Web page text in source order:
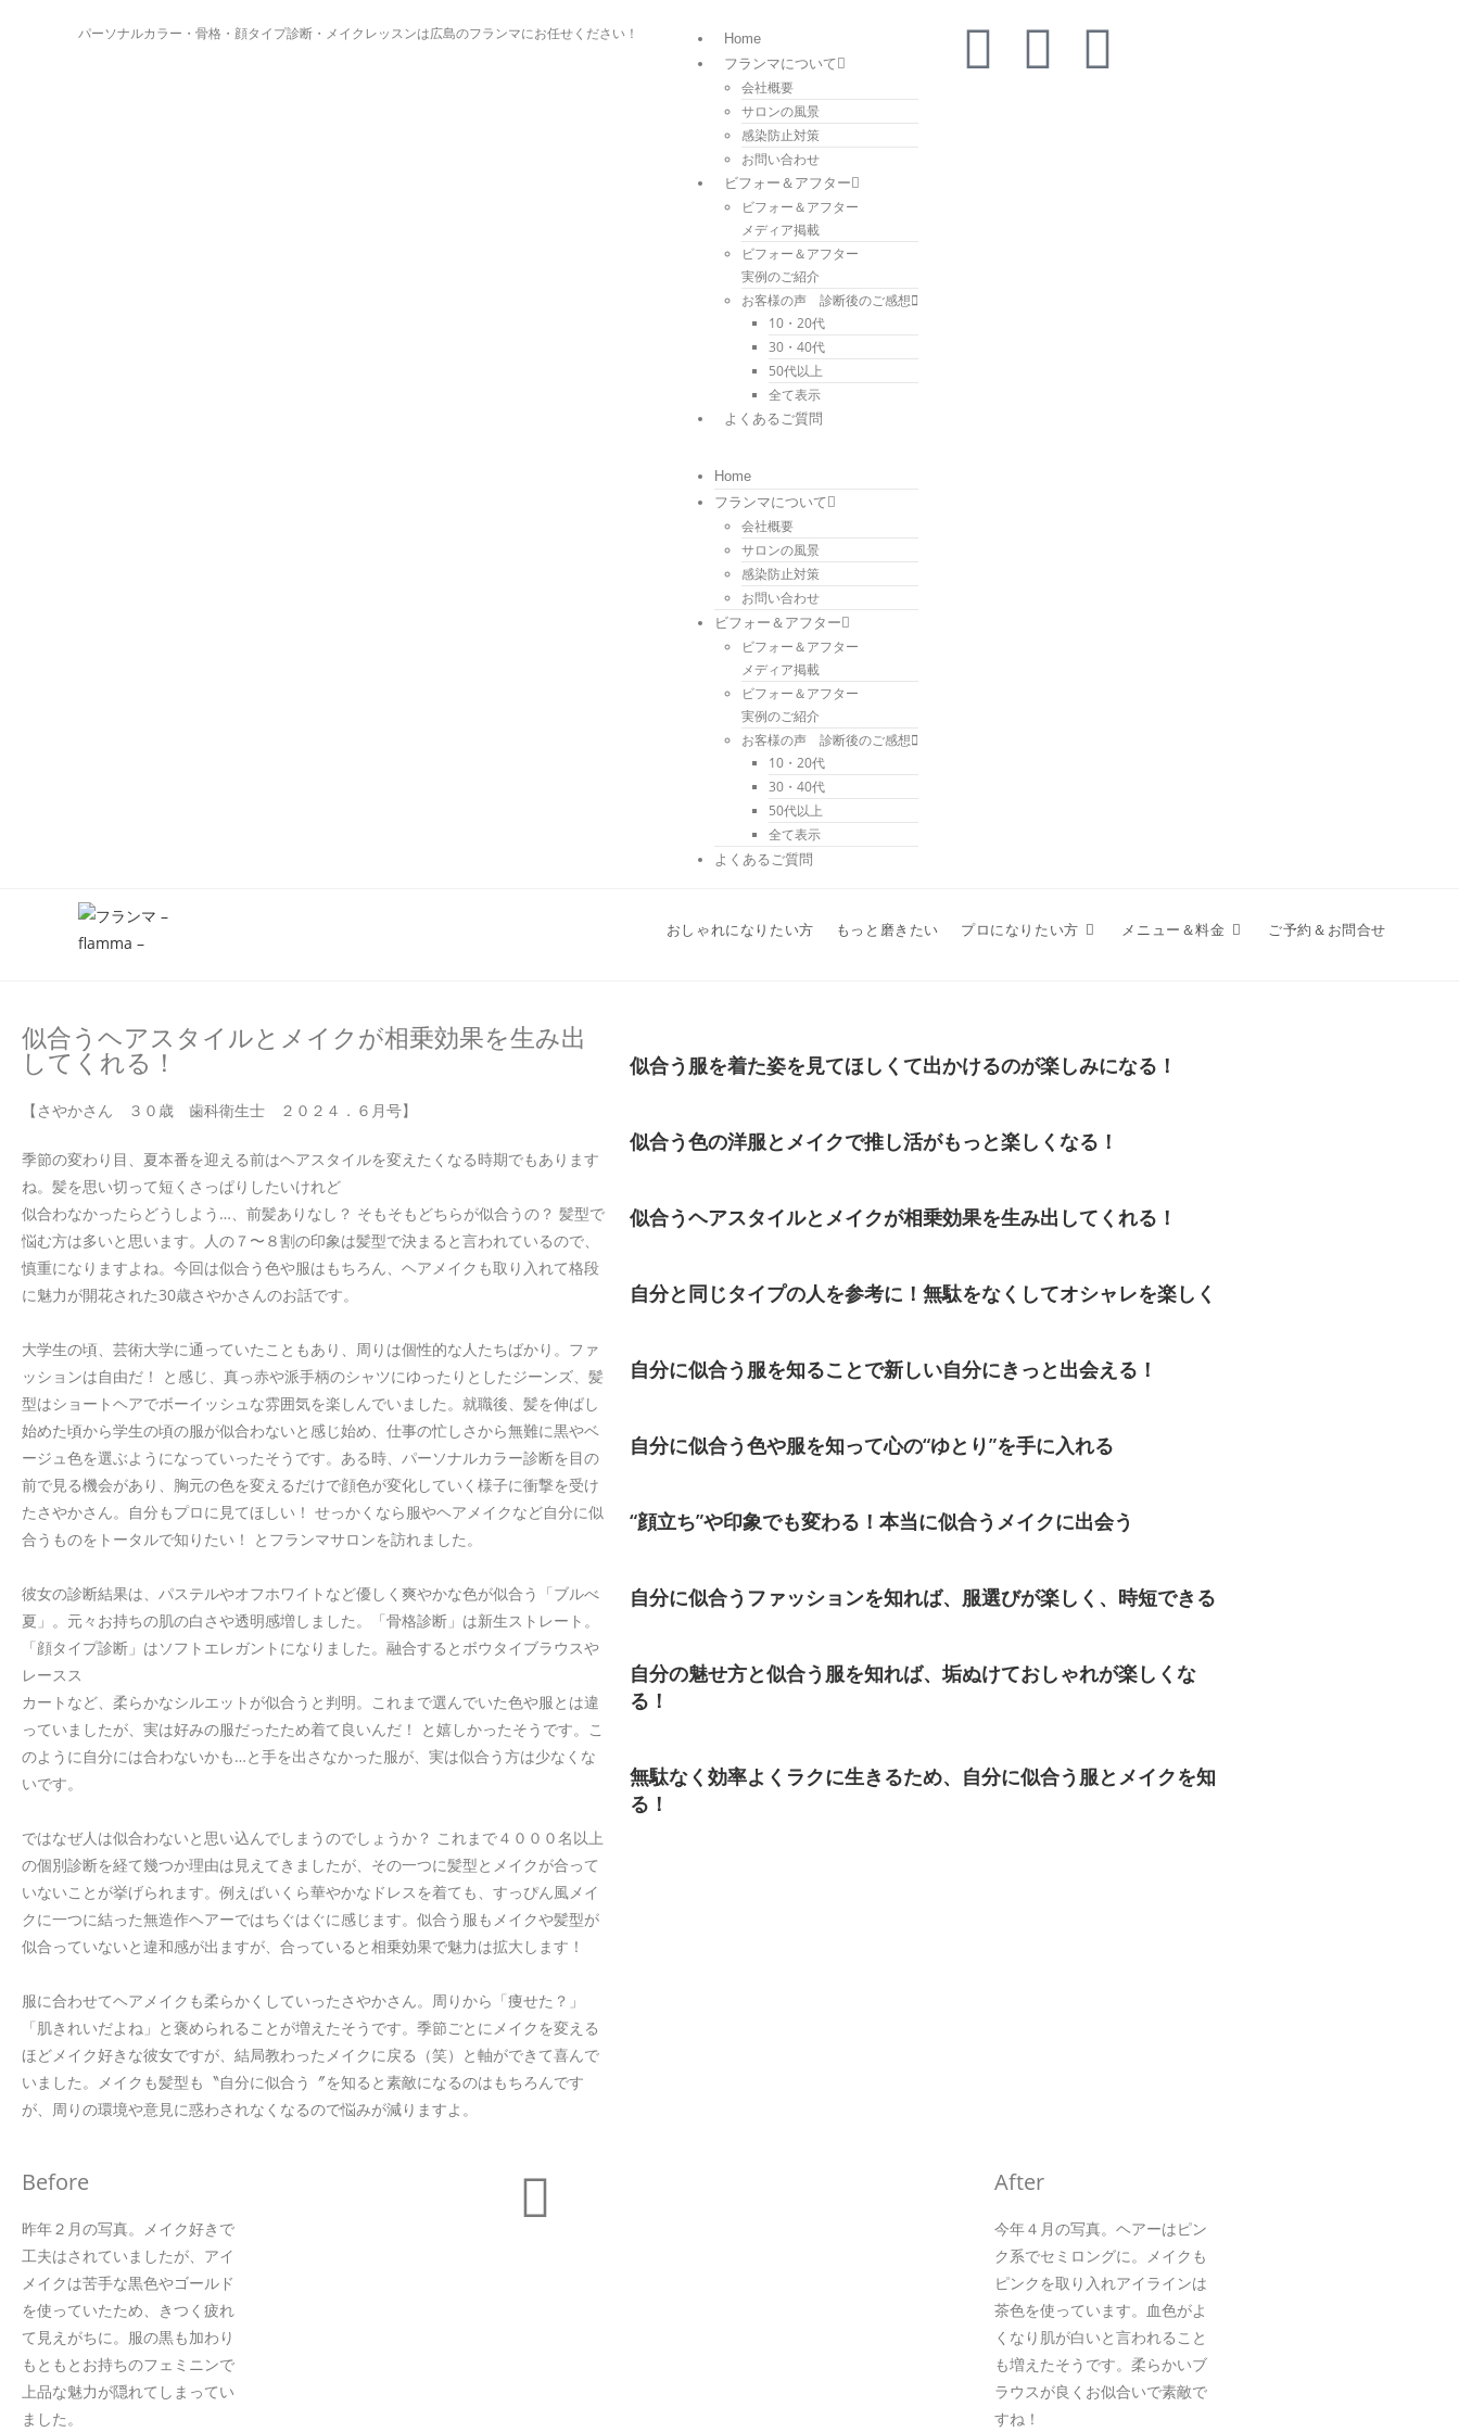
パーソナルカラー・骨格・顔タイプ診断・メイクレッスンは広島のフランマにお任せください！
Home
フランマについて
会社概要
サロンの風景
感染防止対策
お問い合わせ
ビフォー＆アフター
ビフォー＆アフター
メディア掲載
ビフォー＆アフター
実例のご紹介
お客様の声 診断後のご感想
10・20代
30・40代
50代以上
全て表示
よくあるご質問
Home
フランマについて
会社概要
サロンの風景
感染防止対策
お問い合わせ
ビフォー＆アフター
ビフォー＆アフター
メディア掲載
ビフォー＆アフター
実例のご紹介
お客様の声 診断後のご感想
10・20代
30・40代
50代以上
全て表示
よくあるご質問
おしゃれになりたい方 もっと磨きたい プロになりたい方 メニュー＆料金 ご予約＆お問合せ
似合うヘアスタイルとメイクが相乗効果を生み出
してくれる！
【さやかさん ３０歳 歯科衛生士 ２０２４．６月号】
季節の変わり目、夏本番を迎える前はヘアスタイルを変えたくなる時期でもあります
ね。髪を思い切って短くさっぱりしたいけれど
似合わなかったらどうしよう…、前髪ありなし？ そもそもどちらが似合うの？ 髪型で
悩む方は多いと思います。人の７〜８割の印象は髪型で決まると言われているので、
慎重になりますよね。今回は似合う色や服はもちろん、ヘアメイクも取り入れて格段
に魅力が開花された30歳さやかさんのお話です。
大学生の頃、芸術大学に通っていたこともあり、周りは個性的な人たちばかり。ファ
ッションは自由だ！ と感じ、真っ赤や派手柄のシャツにゆったりとしたジーンズ、髪
型はショートヘアでボーイッシュな雰囲気を楽しんでいました。就職後、髪を伸ばし
始めた頃から学生の頃の服が似合わないと感じ始め、仕事の忙しさから無難に黒やベ
ージュ色を選ぶようになっていったそうです。ある時、パーソナルカラー診断を目の
前で見る機会があり、胸元の色を変えるだけで顔色が変化していく様子に衝撃を受け
たさやかさん。自分もプロに見てほしい！ せっかくなら服やヘアメイクなど自分に似
合うものをトータルで知りたい！ とフランマサロンを訪れました。
彼女の診断結果は、パステルやオフホワイトなど優しく爽やかな色が似合う「ブルべ
夏」。元々お持ちの肌の白さや透明感増しました。「骨格診断」は新生ストレート。
「顔タイプ診断」はソフトエレガントになりました。融合するとボウタイブラウスや
レースス
カートなど、柔らかなシルエットが似合うと判明。これまで選んでいた色や服とは違
っていましたが、実は好みの服だったため着て良いんだ！ と嬉しかったそうです。こ
のように自分には合わないかも…と手を出さなかった服が、実は似合う方は少なくな
いです。
ではなぜ人は似合わないと思い込んでしまうのでしょうか？ これまで４０００名以上
の個別診断を経て幾つか理由は見えてきましたが、その一つに髪型とメイクが合って
いないことが挙げられます。例えばいくら華やかなドレスを着ても、すっぴん風メイ
クに一つに結った無造作ヘアーではちぐはぐに感じます。似合う服もメイクや髪型が
似合っていないと違和感が出ますが、合っていると相乗効果で魅力は拡大します！
服に合わせてヘアメイクも柔らかくしていったさやかさん。周りから「痩せた？」
「肌きれいだよね」と褒められることが増えたそうです。季節ごとにメイクを変える
ほどメイク好きな彼女ですが、結局教わったメイクに戻る（笑）と軸ができて喜んで
いました。メイクも髪型も〝自分に似合う〞を知ると素敵になるのはもちろんです
が、周りの環境や意見に惑わされなくなるので悩みが減りますよ。
似合う服を着た姿を見てほしくて出かけるのが楽しみになる！
似合う色の洋服とメイクで推し活がもっと楽しくなる！
似合うヘアスタイルとメイクが相乗効果を生み出してくれる！
自分と同じタイプの人を参考に！無駄をなくしてオシャレを楽しく
自分に似合う服を知ることで新しい自分にきっと出会える！
自分に似合う色や服を知って心の“ゆとり”を手に入れる
“顔立ち”や印象でも変わる！本当に似合うメイクに出会う
自分に似合うファッションを知れば、服選びが楽しく、時短できる
自分の魅せ方と似合う服を知れば、垢ぬけておしゃれが楽しくな
る！
無駄なく効率よくラクに生きるため、自分に似合う服とメイクを知
る！
Before
昨年２月の写真。メイク好きで
工夫はされていましたが、アイ
メイクは苦手な黒色やゴールド
を使っていたため、きつく疲れ
て見えがちに。服の黒も加わり
もともとお持ちのフェミニンで
上品な魅力が隠れてしまってい
ました。
After
今年４月の写真。ヘアーはピン
ク系でセミロングに。メイクも
ピンクを取り入れアイラインは
茶色を使っています。血色がよ
くなり肌が白いと言われること
も増えたそうです。柔らかいブ
ラウスが良くお似合いで素敵で
すね！